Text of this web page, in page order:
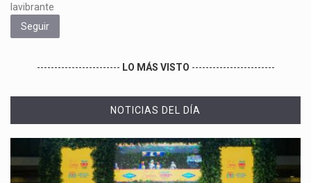
lavibrante
Seguir
------------------------ LO MÁS VISTO ------------------------
NOTICIAS DEL DÍA